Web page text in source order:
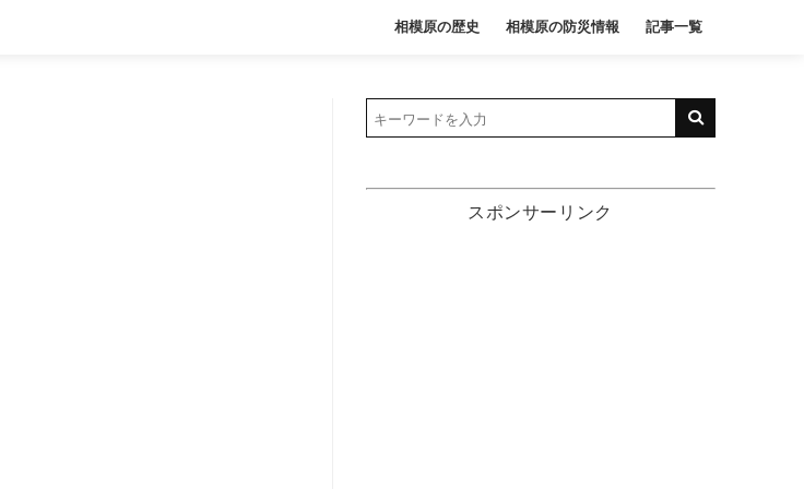
相模原の歴史 相模原の防災情報 記事一覧
スポンサーリンク